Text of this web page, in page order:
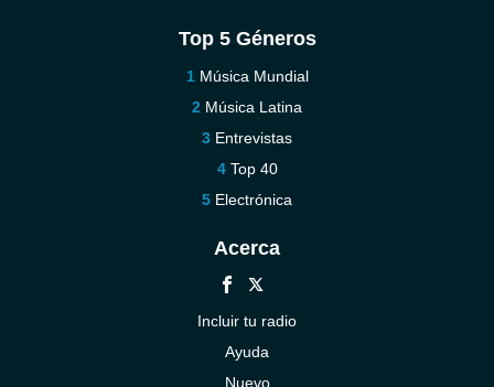
Top 5 Géneros
Música Mundial
Música Latina
Entrevistas
Top 40
Electrónica
Acerca
Incluir tu radio
Ayuda
Nuevo